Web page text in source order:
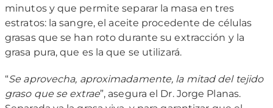
minutos y que permite separar la masa en tres
estratos: la sangre, el aceite procedente de células
grasas que se han roto durante su extracción y la
grasa pura, que es la que se utilizará.
“Se aprovecha, aproximadamente, la mitad del tejido
graso que se extrae”, asegura el Dr. Jorge Planas.